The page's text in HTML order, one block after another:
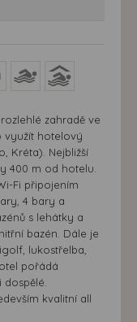
- Kréta,
- Hotel
zahradě ve
využít hotelový
Kréta). Nejbližší
400 m od hotelu.
Fi připojením
4 bary a
s lehátky a
bazén. Dále je
lukostřelba,
pořádá
kvalitní all